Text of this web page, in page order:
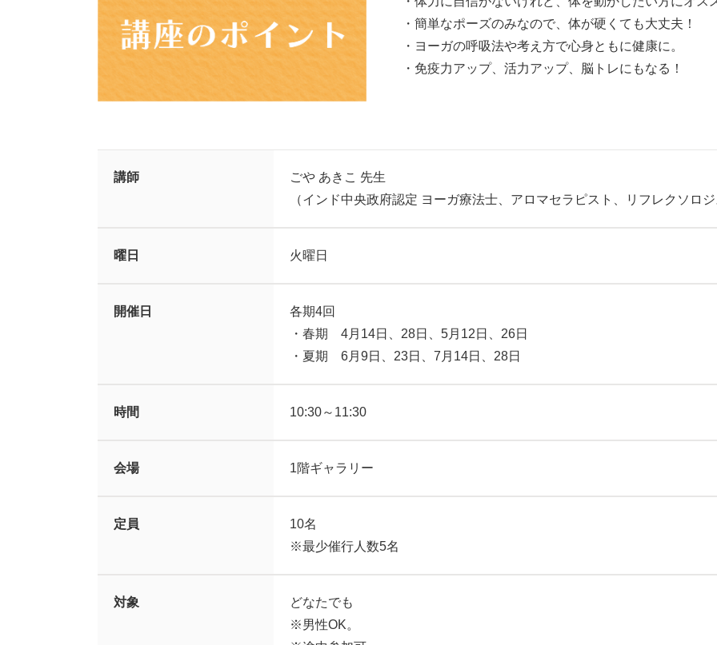
・簡単なポーズのみなので、体が硬くても大丈夫！
・ヨーガの呼吸法や考え方で心身ともに健康に。
・免疫力アップ、活力アップ、脳トレにもなる！
講師
ごや あきこ 先生
（インド中央政府認定 ヨーガ療法士、アロマセラピスト、リフレクソロ
曜日 火曜日
開催日
各期4回
・春期 4月14日、28日、5月12日、26日
・夏期 6月9日、23日、7月14日、28日
時間 10:30～11:30
会場 1階ギャラリー
定員
10名
※最少催行人数5名
対象
どなたでも
※男性OK。